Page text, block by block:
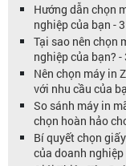
Hướng dẫn chọn
nghiệp của bạn -
Tại sao nên chọn
nghiệp của bạn?
Nên chọn máy in
với nhu cầu của
So sánh máy in
chọn hoàn hảo
Bí quyết chọn
của doanh